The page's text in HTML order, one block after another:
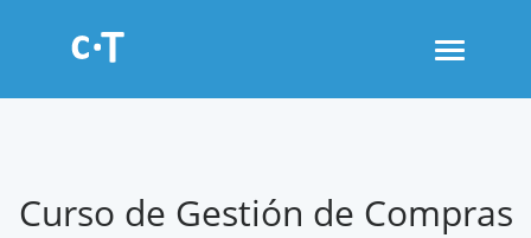
Toggle
Curso de Gestión de Compras